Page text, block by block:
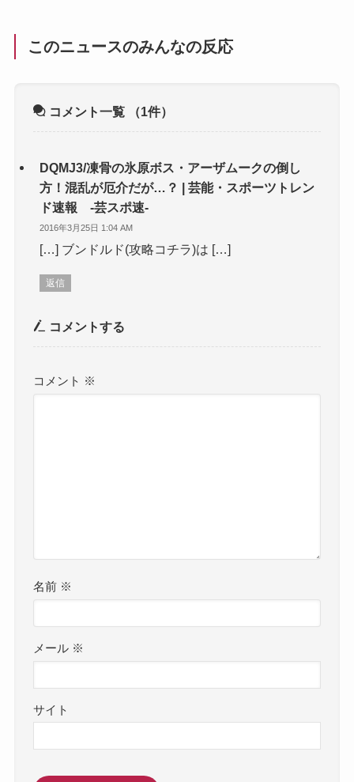
このニュースのみんなの反応
コメント一覧 （1件）
DQMJ3/凍骨の氷原ボス・アーザムークの倒し
方！混乱が厄介だが…？ | 芸能・スポーツトレン
ド速報 -芸スポ速-
2016年3月25日 1:04 AM
[…] ブンドルド(攻略コチラ)は […]
返信
コメントする
コメント ※
名前 ※
メール ※
サイト